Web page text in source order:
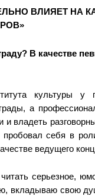
ВЛИЯЕТ НА
В качестве
культуры у
а
и владеть
себя в
ведущего
серьезное,
вкладываю свою